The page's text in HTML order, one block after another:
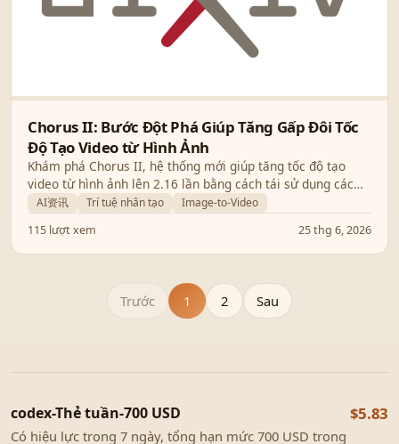
Chorus II: Bước Đột Phá Giúp Tăng Gấp Đôi Tốc
Độ Tạo Video từ Hình Ảnh
Khám phá Chorus II, hệ thống mới giúp tăng tốc độ tạo
video từ hình ảnh lên 2.16 lần bằng cách tái sử dụng các
mẫu chú ý thưa (sparse attention), giúp giảm chi phí vận
hành AI đáng kể.
AI资讯 Trí tuệ nhân tạo
Image-to-Video
115 lượt xem
25 thg 6, 2026
Trước 1 2 Sau
codex-Thẻ tuần-700 USD
Có hiệu lực trong 7 ngày, tổng hạn mức 700 USD trong
$5.83